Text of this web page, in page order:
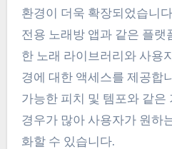
환경이 더욱 확장되었습니
전용 노래방 앱과 같은 플랫
한 노래 라이브러리와 사용
경에 대한 액세스를 제공합
가능한 피치 및 템포와 같은
경우가 많아 사용자가 원하
화할 수 있습니다.